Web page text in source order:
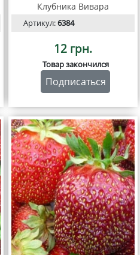
Клубника Вивара
Артикул:6384
12 грн.
Товар закончился
Подписаться